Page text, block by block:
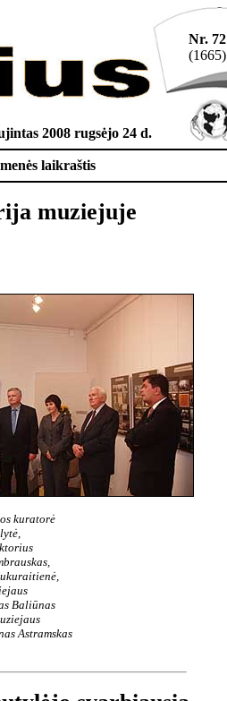
2008 rugsėjo 24 d.
Nr. 72
(1665)
laikraštis
muziejuje
kuratorė
Baliūnas
Astramskas